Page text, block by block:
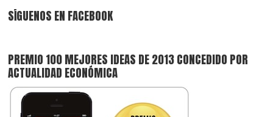
SÍGUENOS EN FACEBOOK
PREMIO 100 MEJORES IDEAS DE 2013 CONCEDIDO POR
ACTUALIDAD ECONÓMICA